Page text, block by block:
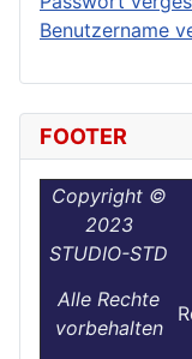
Benutzername
FOOTER
Copyright ©
2023
STUDIO-STD
Alle Rechte
vorbehalten